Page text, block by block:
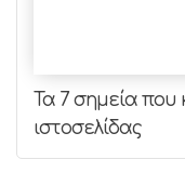
Τα 7 σημεία που
ιστοσελίδας